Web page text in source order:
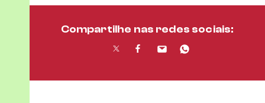
Compartilhe nas redes sociais: